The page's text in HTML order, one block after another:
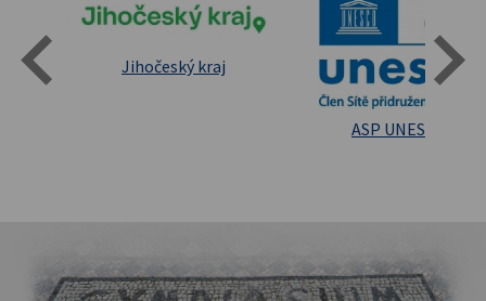
Státní oblastní archív Třeboň Jihočeský kraj